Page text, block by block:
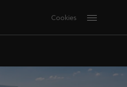
Cookies